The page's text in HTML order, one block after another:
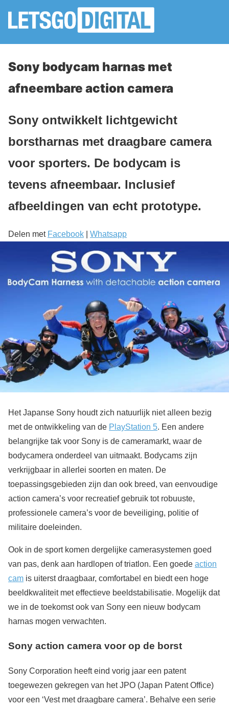
Sony bodycam harnas met
afneembare action camera
Sony ontwikkelt lichtgewicht
borstharnas met draagbare camera
voor sporters. De bodycam is
tevens afneembaar. Inclusief
afbeeldingen van echt prototype.
Delen met Facebook Whatsapp
Het Japanse Sony houdt zich natuurlijk niet alleen bezig
met de ontwikkeling van de PlayStation 5. Een andere
belangrijke tak voor Sony is de cameramarkt, waar de
bodycamera onderdeel van uitmaakt. Bodycams zijn
verkrijgbaar in allerlei soorten en maten. De
toepassingsgebieden zijn dan ook breed, van eenvoudige
action camera’s voor recreatief gebruik tot robuuste,
professionele camera’s voor de beveiliging, politie of
militaire doeleinden.
Ook in de sport komen dergelijke camerasystemen goed
van pas, denk aan hardlopen of triatlon. Een goede action
cam is uiterst draagbaar, comfortabel en biedt een hoge
beeldkwaliteit met effectieve beeldstabilisatie. Mogelijk dat
we in de toekomst ook van Sony een nieuw bodycam
harnas mogen verwachten.
Sony action camera voor op de borst
Sony Corporation heeft eind vorig jaar een patent
toegewezen gekregen van het JPO (Japan Patent Office)
voor een ‘Vest met draagbare camera’. Behalve een serie